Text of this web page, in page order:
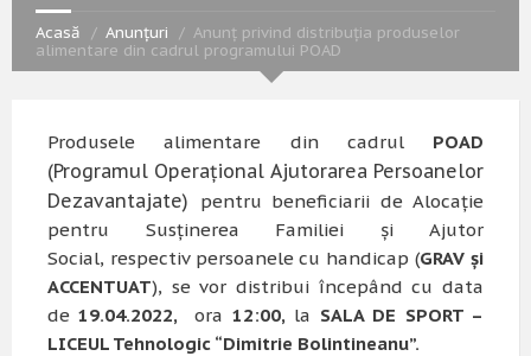
Acasă Anunțuri
Anunț privind distribuția produselor
alimentare din cadrul programului POAD
Produsele alimentare din cadrul POAD
(Programul Operațional Ajutorarea Persoanelor
Dezavantajate)
pentru beneficiarii de Alocație
pentru Susținerea Familiei și Ajutor
Social, respectiv persoanele cu handicap (GRAV și
ACCENTUAT), se vor distribui începând cu data
de19.04.2022, ora 12:00, la SALA DE SPORT –
LICEUL Tehnologic “Dimitrie Bolintineanu”.